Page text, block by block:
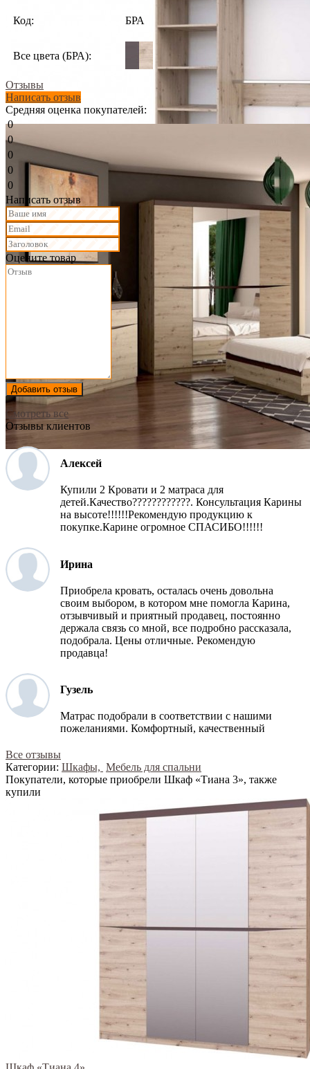
Код: БРА
Все цвета (БРА):
Отзывы
Написать отзыв
Средняя оценка покупателей:
0
0
0
0
0
Написать отзыв
Оцените товар
Добавить отзыв
Смотреть все
Отзывы клиентов
Алексей
Купили 2 Кровати и 2 матраса для
детей.Качество????????????. Консультация Карины
на высоте!!!!!!Рекомендую продукцию к
покупке.Карине огромное СПАСИБО!!!!!!
Ирина
Приобрела кровать, осталась очень довольна
своим выбором, в котором мне помогла Карина,
отзывчивый и приятный продавец, постоянно
держала связь со мной, все подробно рассказала,
подобрала. Цены отличные. Рекомендую
продавца!
Гузель
Матрас подобрали в соответствии с нашими
пожеланиями. Комфортный, качественный
Все отзывы
Категории: Шкафы, Мебель для спальни
Покупатели, которые приобрели Шкаф «Тиана 3», также
купили